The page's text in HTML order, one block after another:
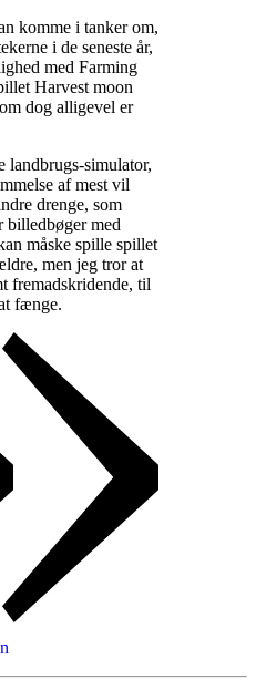
komme i tanker om,
i de seneste år,
med Farming
Harvest moon
dog alligevel er
landbrugs-simulator,
af mest vil
drenge, som
billedbøger med
måske spille spillet
men jeg tror at
fremadskridende, til
fænge.